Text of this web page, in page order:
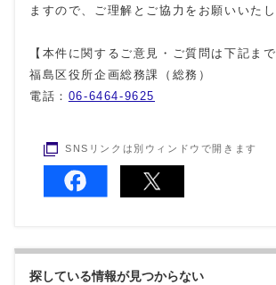
ますので、ご理解とご協力をお願いいたし
【本件に関するご意見・ご質問は下記まで
福島区役所企画総務課（総務）
電話： 06-6464-9625
SNSリンクは別ウィンドウで開きます
探している情報が見つからない